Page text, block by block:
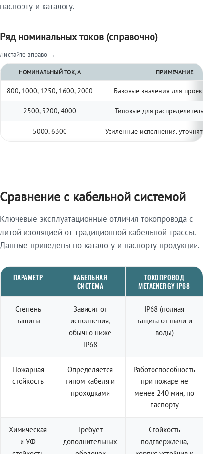
паспорту и каталогу.
Ряд номинальных токов (справочно)
Листайте вправо →
НОМИНАЛЬНЫЙ ТОК, А ПРИМЕЧАНИЕ
800, 1000, 1250, 1600, 2000 Базовые значения для
2500, 3200, 4000 Типовые для распределительных
5000, 6300 Усиленные исполнения, уточнять по
Сравнение с кабельной системой
Ключевые эксплуатационные отличия токопровода с
литой изоляцией от традиционной кабельной трассы.
Данные приведены по каталогу и паспорту продукции.
ПАРАМЕТР
КАБЕЛЬНАЯ
СИСТЕМА
ТОКОПРОВОД
METAENERGY IP68
Степень
защиты
Зависит от
исполнения,
обычно ниже
IP68
IP68 (полная
защита от пыли и
воды)
Пожарная
стойкость
Определяется
типом кабеля и
проходками
Работоспособность
при пожаре не
менее 240 мин, по
паспорту
Химическая
и УФ
Требует
дополнительных
Стойкость
подтверждена,